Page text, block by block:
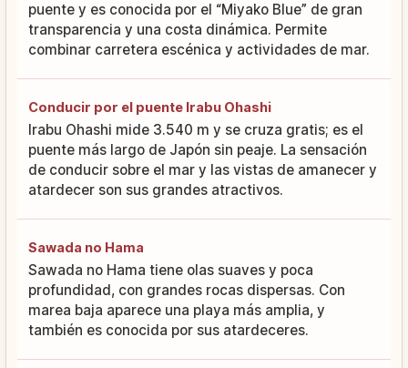
puente y es conocida por el “Miyako Blue” de gran
transparencia y una costa dinámica. Permite
combinar carretera escénica y actividades de mar.
Conducir por el puente Irabu Ohashi
Irabu Ohashi mide 3.540 m y se cruza gratis; es el
puente más largo de Japón sin peaje. La sensación
de conducir sobre el mar y las vistas de amanecer y
atardecer son sus grandes atractivos.
Sawada no Hama
Sawada no Hama tiene olas suaves y poca
profundidad, con grandes rocas dispersas. Con
marea baja aparece una playa más amplia, y
también es conocida por sus atardeceres.